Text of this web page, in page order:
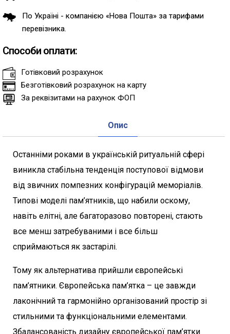
По Україні - компанією «Нова Пошта» за тарифами
перевізника.
Способи оплати:
Готівковий розрахунок
Безготівковий розрахунок на карту
За реквізитами на рахунок ФОП
Опис
Останніми роками в українській ритуальній сфері
виникла стабільна тенденція поступової відмови
від звичних помпезних конфігурацій меморіалів.
Типові моделі пам’ятників, що набили оскому,
навіть елітні, але багаторазово повторені, стають
все менш затребуваними і все більш
сприймаються як застарілі.
Тому як альтернатива прийшли європейські
пам’ятники. Європейська пам’ятка – це завжди
лаконічний та гармонійно організований простір зі
стильними та функціональними елементами.
Збалансованість дизайну європейської пам’ятки